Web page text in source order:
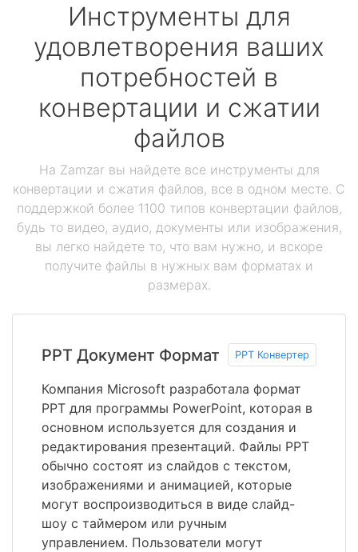
Инструменты для
удовлетворения ваших
потребностей в
конвертации и сжатии
файлов
На Zamzar вы найдете все инструменты для
конвертации и сжатия файлов, все в одном месте. С
поддержкой более 1100 типов конвертации файлов,
будь то видео, аудио, документы или изображения,
вы легко найдете то, что вам нужно, и вскоре
получите файлы в нужных вам форматах и
размерах.
PPT Документ Формат PPT Конвертер
Компания Microsoft разработала формат
PPT для программы PowerPoint, которая в
основном используется для создания и
редактирования презентаций. Файлы PPT
обычно состоят из слайдов с текстом,
изображениями и анимацией, которые
могут воспроизводиться в виде слайд-
шоу с таймером или ручным
управлением. Пользователи могут